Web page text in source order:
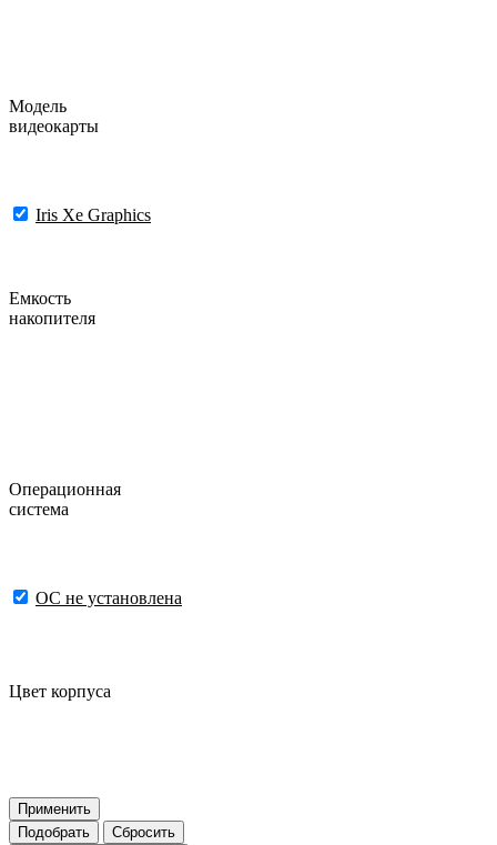
Модель
видеокарты
Iris Xe Graphics
Емкость
накопителя
Операционная
система
ОС не установлена
Цвет корпуса
Применить
Подобрать
Сбросить